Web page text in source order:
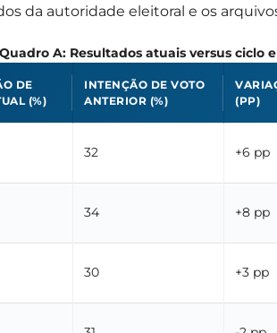
da autoridade eleitoral e os
Quadro A: Resultados atuais versus ciclo
DE
(%)
INTENÇÃO DE VOTO
ANTERIOR (%)
(PP)
32 +6 pp
34 +8 pp
30 +3 pp